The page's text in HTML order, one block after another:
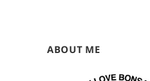
ABOUT ME